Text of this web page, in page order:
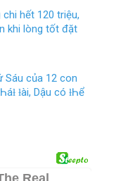
hết 120 triệu,
khi lòng tốt đặt
Sáu của 12 con
ƚài, Dậu có ƚҺể